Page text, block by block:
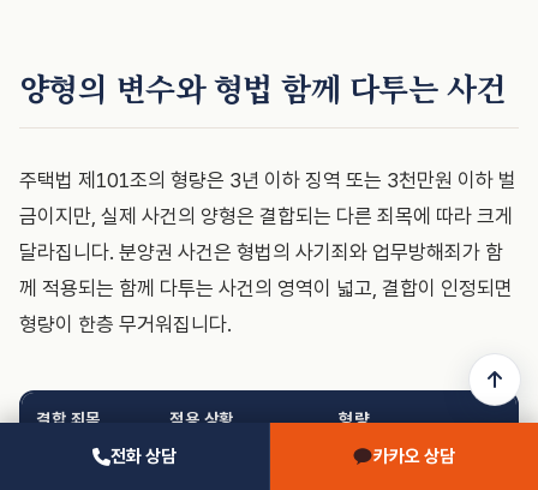
양형의 변수와 형법 함께 다투는 사건
주택법 제101조의 형량은 3년 이하 징역 또는 3천만원 이하 벌
금이지만, 실제 사건의 양형은 결합되는 다른 죄목에 따라 크게
달라집니다. 분양권 사건은 형법의 사기죄와 업무방해죄가 함
께 적용되는 함께 다투는 사건의 영역이 넓고, 결합이 인정되면
형량이 한층 무거워집니다.
결합 죄목 적용 상황 형량
전화 상담 카카오 상담